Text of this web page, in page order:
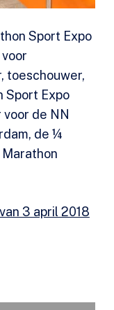
Sport Expo
toeschouwer,
Sport Expo
de NN
de ¼
3 april 2018